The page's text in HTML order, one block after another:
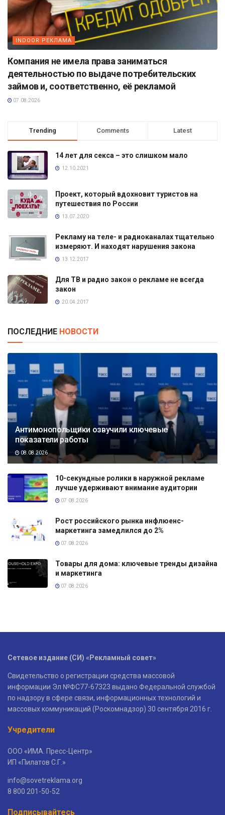
INDOOR РЕКЛАМА
Компания не имела права заниматься
деятельностью по выдаче потребительских
займов и, соответственно, её рекламой
07.08.2026
Trending Comments Latest
14 лет для секса – это слишком мало
12.10.2021
Проект, который вдохновит туристов на
путешествия по России
13.07.2020
Рекламу на теле- и радиоканалах тщательно
измеряют. И находят нарушения закона
13.12.2017
Для ТВ и радио закон о рекламе не всегда
закон
20.04.2017
ПОСЛЕДНИЕ НОВОСТИ
Антимонопольщики озвучили ключевые
показатели работы
08.08.2026
10-секундные ролики в наружной рекламе
лучше удерживают внимание аудитории
07.08.2026
Рост российского рынка инфлюенс-
маркетинга замедлился до 2%
07.08.2026
Товары для дома: ключевые тренды дизайна
и маркетинга
07.08.2026
Сетевое издание (СИ) «Рекламный совет»
Свидетельство о регистрации средства массовой
информации Эл №ФС77-67323 выдано Федеральной службой
по надзору в сфере связи, информационных технологий и
массовых коммуникаций (Роскомнадзор) 30 сентября 2016 г.
Учредители
ООО «ИМА. Пресс-Центр»
ИП «Пилатов С.Г.»
info@sovetreklama.org
8 800 201-50-52
Подписывайтесь